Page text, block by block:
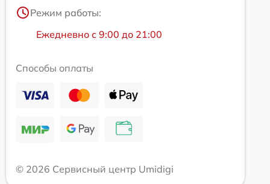
Режим работы:
Ежедневно с 9:00 до 21:00
Способы оплаты
© 2026 Сервисный центр Umidigi